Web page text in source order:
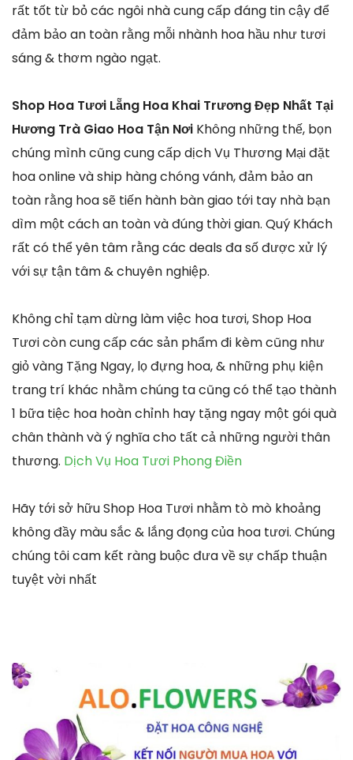
rất tốt từ bỏ các ngôi nhà cung cấp đáng tin cậy để
đảm bảo an toàn rằng mỗi nhành hoa hầu như tươi
sáng & thơm ngào ngạt.
Shop Hoa Tươi Lẵng Hoa Khai Trương Đẹp Nhất Tại
Hương Trà Giao Hoa Tận Nơi Không những thế, bọn
chúng mình cũng cung cấp dịch Vụ Thương Mại đặt
hoa online và ship hàng chóng vánh, đảm bảo an
toàn rằng hoa sẽ tiến hành bàn giao tới tay nhà bạn
dìm một cách an toàn và đúng thời gian. Quý Khách
rất có thể yên tâm rằng các deals đa số được xử lý
với sự tận tâm & chuyên nghiệp.
Không chỉ tạm dừng làm việc hoa tươi, Shop Hoa
Tươi còn cung cấp các sản phẩm đi kèm cũng như
giỏ vàng Tặng Ngay, lọ đựng hoa, & những phụ kiện
trang trí khác nhằm chúng ta cũng có thể tạo thành
1 bữa tiệc hoa hoàn chỉnh hay tặng ngay một gói quà
chân thành và ý nghĩa cho tất cả những người thân
thương. Dịch Vụ Hoa Tươi Phong Điền
Hãy tới sở hữu Shop Hoa Tươi nhằm tò mò khoảng
không đầy màu sắc & lắng đọng của hoa tươi. Chúng
chúng tôi cam kết ràng buộc đưa về sự chấp thuận
tuyệt vời nhất